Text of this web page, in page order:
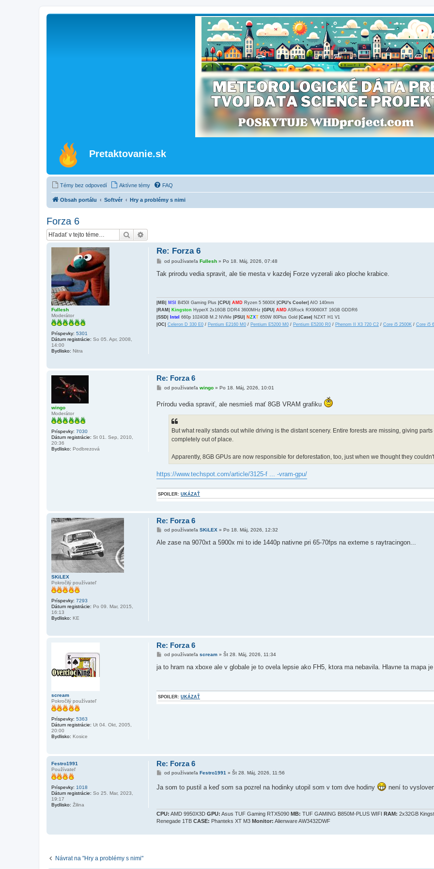
Pretaktovanie.sk
Témy bez odpovedí Aktívne témy FAQ
Obsah portálu Softvér Hry a problémy s nimi
Forza 6
Hľadať
Fullesh
Moderátor
Príspevky: 5301
Dátum registrácie: So 05. Apr, 2008,
14:00
Bydlisko: Nitra
Re: Forza 6
P
í
o
k
od používateľa Fullesh» Po 18. Máj, 2026, 07:48
Tak prirodu vedia spravit, ale tie mesta v kazdej Forze vyzerali ako ploche krabice.
|MB| MSI B450I Gaming Plus |CPU| AMD Ryzen 5 5600X |CPU's Cooler| AIO 140mm
|RAM|
Kingston HyperX 2x16GB DDR4 3600MHz |GPU| AMD ASRock RX9060XT 16GB GDDR6
|SSD|
Intel 660p 1024GB M.2 NVMe |PSU| N ZXT 650W 80Plus Gold |Case|
NZXT H1 V1
|OC|
Celeron D 330 E0 / Pentium E2160 M0 / Pentium E5200 M0 / Pentium E5200 R0 / Phenom II X3 720 C2 / Core i5 2500K / Core i5
wingo
Moderátor
Príspevky: 7030
Dátum registrácie: St 01. Sep, 2010,
20:36
Bydlisko: Podbrezová
Re: Forza 6
P
s
od používateľa wingo» Po 18. Máj, 2026, 10:01
Prírodu vedia spraviť, ale nesmieš mať 8GB VRAM grafiku
But what really stands out while driving is the distant scenery. Entire forests are missing, giving
completely out of place.
Apparently, 8GB GPUs are now responsible for deforestation, too, just when we thought they
https://www.techspot.com/article/3125-f ... -vram-gpu/
SPOILER: UKÁZAŤ
SKiLEX
Pokročilý používateľ
Príspevky: 7293
Dátum registrácie: Po 09. Mar, 2015,
16:13
Bydlisko: KE
Re: Forza 6
P
í
od používateľa SKiLEX» Po 18. Máj, 2026, 12:32
Ale zase na 9070xt a 5900x mi to ide 1440p nativne pri 65-70fps na exteme s raytracingon...
scream
Pokročilý používateľ
Príspevky: 5363
Dátum registrácie: Ut 04. Okt, 2005,
20:00
Bydlisko: Kosice
Re: Forza 6
P
í
o
k
od používateľa scream» Št 28. Máj, 2026, 11:34
ja to hram na xboxe ale v globale je to ovela lepsie ako FH5, ktora ma nebavila. Hlavne ta mapa
SPOILER: UKÁZAŤ
Festro1991
Používateľ
Príspevky: 1018
Dátum registrácie: So 25. Mar, 2023,
19:17
Bydlisko: Žilina
Re: Forza 6
P
s
o
k
od používateľa Festro1991» Št 28. Máj, 2026, 11:56
Ja som to pustil a keď som sa pozrel na hodinky utopil som v tom dve hodiny není to
CPU: AMD 9950X3D GPU: Asus TUF Gaming RTX5090 MB: TUF GAMING B850M-PLUS WIFI RAM: 2x32GB
Renegade 1TB CASE: Phanteks XT M3 Monitor: Alienware AW3432DWF
Návrat na "Hry a problémy s nimi"